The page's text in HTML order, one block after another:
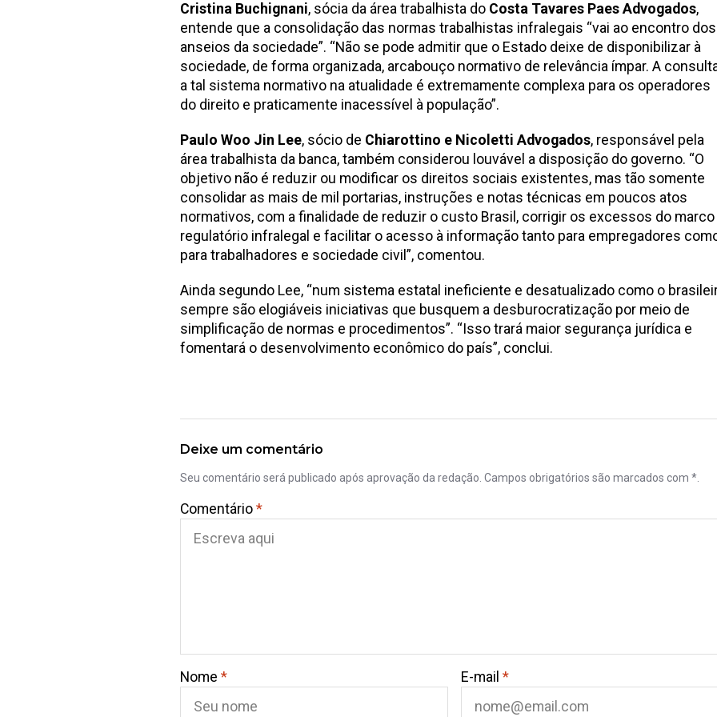
Cristina Buchignani, sócia da área trabalhista do Costa Tavares Paes Advogados,
entende que a consolidação das normas trabalhistas infralegais “vai ao encontro dos
anseios da sociedade”. “Não se pode admitir que o Estado deixe de disponibilizar à
sociedade, de forma organizada, arcabouço normativo de relevância ímpar. A
a tal sistema normativo na atualidade é extremamente complexa para os operadores
do direito e praticamente inacessível à população”.
Paulo Woo Jin Lee, sócio de Chiarottino e Nicoletti Advogados, responsável pela
área trabalhista da banca, também considerou louvável a disposição do governo. “O
objetivo não é reduzir ou modificar os direitos sociais existentes, mas tão somente
consolidar as mais de mil portarias, instruções e notas técnicas em poucos atos
normativos, com a finalidade de reduzir o custo Brasil, corrigir os excessos do marco
regulatório infralegal e facilitar o acesso à informação tanto para empregadores
para trabalhadores e sociedade civil”, comentou.
Ainda segundo Lee, “num sistema estatal ineficiente e desatualizado como o
sempre são elogiáveis iniciativas que busquem a desburocratização por meio de
simplificação de normas e procedimentos”. “Isso trará maior segurança jurídica e
fomentará o desenvolvimento econômico do país”, conclui.
Deixe um comentário
Seu comentário será publicado após aprovação da redação. Campos obrigatórios são marcados com *.
Comentário*
Nome * E-mail*